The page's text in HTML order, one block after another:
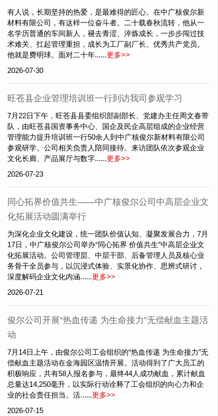
有人说，长期坚持的热爱，是最难得的匠心。在中广核俊尔新
材料有限公司，有这样一位奋斗者。二十载春秋流转，他从一
名学历普通的车间新人，褪去青涩、淬炼成长，一步步闯过技
术难关、扛起管理重担，成长为工厂副厂长、优秀共产党员。
他就是费明球。面对二十年......更多>>
2026-07-30
旺苍县企业管理培训班一行到访我司参观学习
7月22日下午，旺苍县县委组织部副部长、党建办主任周文春带
队，由旺苍县国资事务中心、国企及民企高层组成的企业经营
管理能力提升培训班一行50余人到中广核俊尔新材料有限公司
参观研学。公司相关负责人陪同接待。来访团队依次参观企业
文化长廊、产品展厅与数字......更多>>
2026-07-23
同心拓界价值共生——中广核俊尔公司中高层企业文
化拓展活动圆满举行
为深化企业文化建设，统一团队价值认知、凝聚发展合力，7月
17日，中广核俊尔公司举办“同心拓界 价值共生”中高层企业文
化拓展活动。公司管理层、中层干部、后备管理人员及核心业
务骨干全员参与，以沉浸式体验、实景化协作、思辨式研讨，
深度解码企业文化内涵......更多>>
2026-07-21
俊尔公司开展“热血传递 为生命接力”无偿献血主题活
动
7月14日上午，由俊尔公司工会组织的“热血传递 为生命接力”无
偿献血主题活动在金海园区温情开展。活动得到了广大员工的
积极响应，共有58人报名参与，最终44人成功献血，累计献血
总量达14,250毫升，以实际行动诠释了工会组织的向心力和企
业的社会责任担当。活......更多>>
2026-07-15